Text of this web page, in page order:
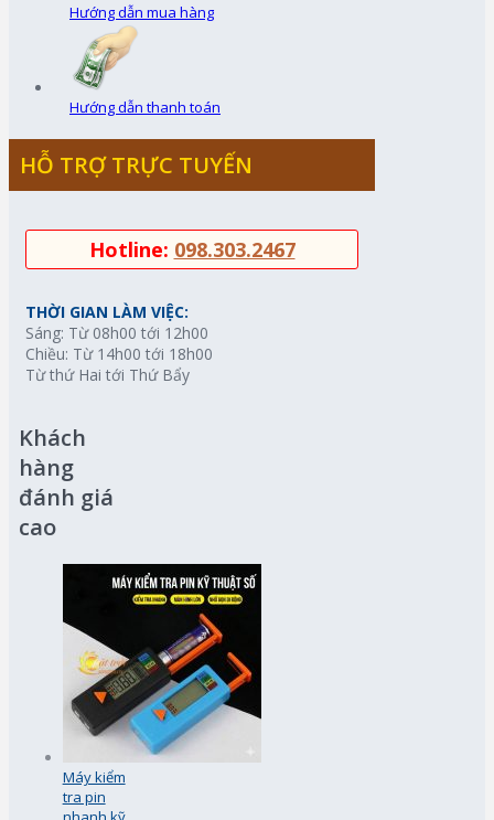
Hướng dẫn mua hàng
Hướng dẫn thanh toán
HỖ TRỢ TRỰC TUYẾN
Hotline: 098.303.2467
THỜI GIAN LÀM VIỆC:
Sáng: Từ 08h00 tới 12h00
Chiều: Từ 14h00 tới 18h00
Từ thứ Hai tới Thứ Bẩy
Khách
hàng
đánh giá
cao
Máy kiểm
tra pin